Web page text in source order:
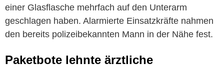
einer Glasflasche mehrfach auf den Unterarm
geschlagen haben. Alarmierte Einsatzkräfte nahmen
den bereits polizeibekannten Mann in der Nähe fest.
Paketbote lehnte ärztliche